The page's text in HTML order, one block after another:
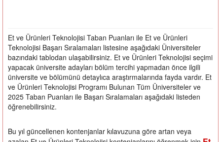
Et ve Ürünleri Teknolojisi Taban Puanları ile Et ve Ürünleri
Teknolojisi Başarı Sıralamaları listesine aşağıdaki Üniversiteler
bazındaki tablodan ulaşabilirsiniz. Et ve Ürünleri Teknolojisi seçimi
yapacak üniversite adayları bölüm tercihi yapmadan önce ilgili
üniversite ve bölümünü detaylıca araştırmalarında fayda vardır. Et
ve Ürünleri Teknolojisi Programı Bulunan Tüm Üniversiteler ve
2025 Taban Puanları ile Başarı Sıralamaları aşağıdaki listeden
öğrenebilirsiniz.
Bu yıl güncellenen kontenjanlar kılavuzuna göre artan veya